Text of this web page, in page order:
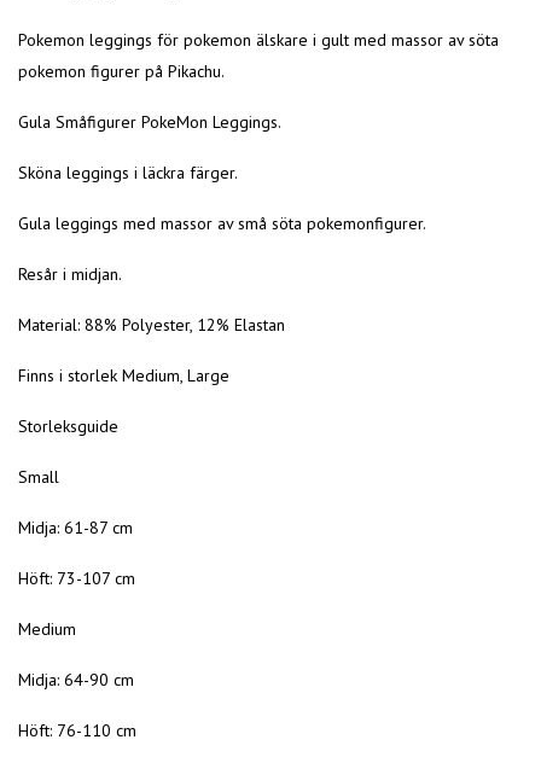
Pokemon leggings för pokemon älskare i gult med massor av söta
pokemon figurer på Pikachu.
Gula Småfigurer PokeMon Leggings.
Sköna leggings i läckra färger.
Gula leggings med massor av små söta pokemonfigurer.
Resår i midjan.
Material: 88% Polyester, 12% Elastan
Finns i storlek Medium, Large
Storleksguide
Small
Midja: 61-87 cm
Höft: 73-107 cm
Medium
Midja: 64-90 cm
Höft: 76-110 cm